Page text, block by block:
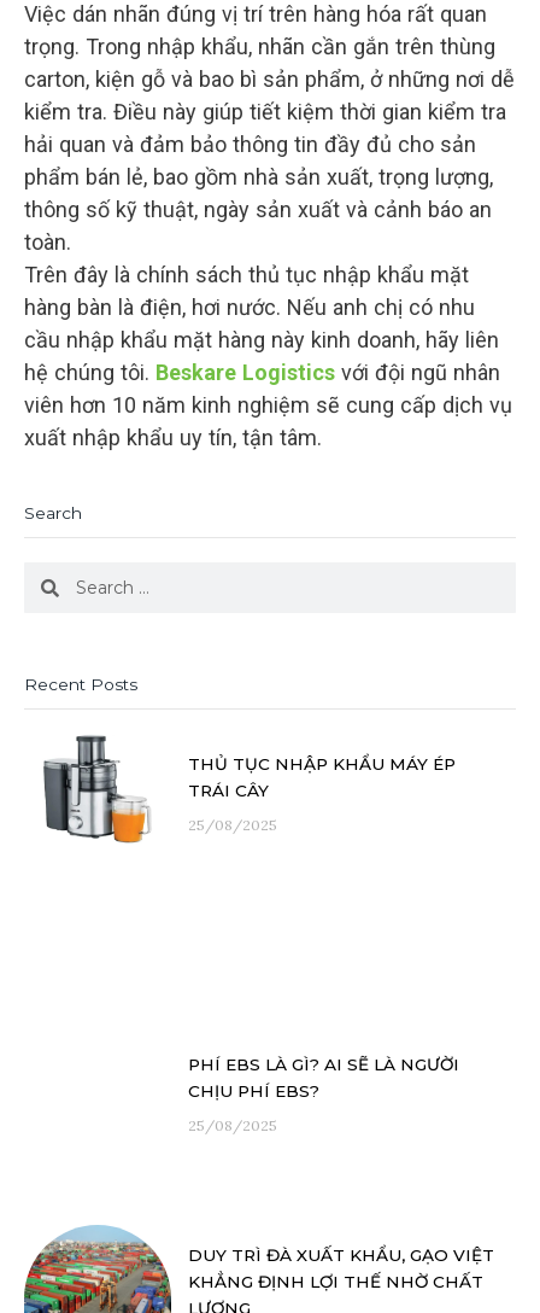
Việc dán nhãn đúng vị trí trên hàng hóa rất quan
trọng. Trong nhập khẩu, nhãn cần gắn trên thùng
carton, kiện gỗ và bao bì sản phẩm, ở những nơi dễ
kiểm tra. Điều này giúp tiết kiệm thời gian kiểm tra
hải quan và đảm bảo thông tin đầy đủ cho sản
phẩm bán lẻ, bao gồm nhà sản xuất, trọng lượng,
thông số kỹ thuật, ngày sản xuất và cảnh báo an
toàn.
Trên đây là chính sách thủ tục nhập khẩu mặt
hàng bàn là điện, hơi nước. Nếu anh chị có nhu
cầu nhập khẩu mặt hàng này kinh doanh, hãy liên
hệ chúng tôi. Beskare Logistics với đội ngũ nhân
viên hơn 10 năm kinh nghiệm sẽ cung cấp dịch vụ
xuất nhập khẩu uy tín, tận tâm.
Search
Recent Posts
THỦ TỤC NHẬP KHẨU MÁY ÉP
TRÁI CÂY
25/08/2025
PHÍ EBS LÀ GÌ? AI SẼ LÀ NGƯỜI
CHỊU PHÍ EBS?
25/08/2025
DUY TRÌ ĐÀ XUẤT KHẨU, GẠO VIỆT
KHẲNG ĐỊNH LỢI THẾ NHỜ CHẤT
LƯỢNG